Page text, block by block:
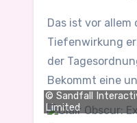
Das ist vor
Tiefenwirkung
der
Bekommt eine
© Sandfall
Limited